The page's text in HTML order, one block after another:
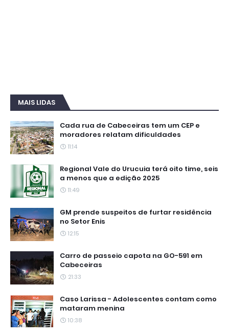
MAIS LIDAS
Cada rua de Cabeceiras tem um CEP e
moradores relatam dificuldades
11:14
Regional Vale do Urucuia terá oito time, seis
a menos que a edição 2025
11:49
GM prende suspeitos de furtar residência
no Setor Enis
12:15
Carro de passeio capota na GO-591 em
Cabeceiras
21:33
Caso Larissa - Adolescentes contam como
mataram menina
10:38